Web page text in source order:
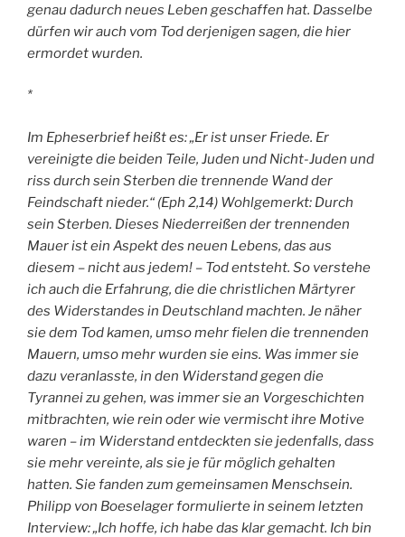
genau dadurch neues Leben geschaffen hat. Dasselbe
dürfen wir auch vom Tod derjenigen sagen, die hier
ermordet wurden.
*
Im Epheserbrief heißt es: „Er ist unser Friede. Er
vereinigte die beiden Teile, Juden und Nicht-Juden und
riss durch sein Sterben die trennende Wand der
Feindschaft nieder.“ (Eph 2,14) Wohlgemerkt: Durch
sein Sterben. Dieses Niederreißen der trennenden
Mauer ist ein Aspekt des neuen Lebens, das aus
diesem – nicht aus jedem! – Tod entsteht. So verstehe
ich auch die Erfahrung, die die christlichen Märtyrer
des Widerstandes in Deutschland machten. Je näher
sie dem Tod kamen, umso mehr fielen die trennenden
Mauern, umso mehr wurden sie eins. Was immer sie
dazu veranlasste, in den Widerstand gegen die
Tyrannei zu gehen, was immer sie an Vorgeschichten
mitbrachten, wie rein oder wie vermischt ihre Motive
waren – im Widerstand entdeckten sie jedenfalls, dass
sie mehr vereinte, als sie je für möglich gehalten
hatten. Sie fanden zum gemeinsamen Menschsein.
Philipp von Boeselager formulierte in seinem letzten
Interview: „Ich hoffe, ich habe das klar gemacht. Ich bin